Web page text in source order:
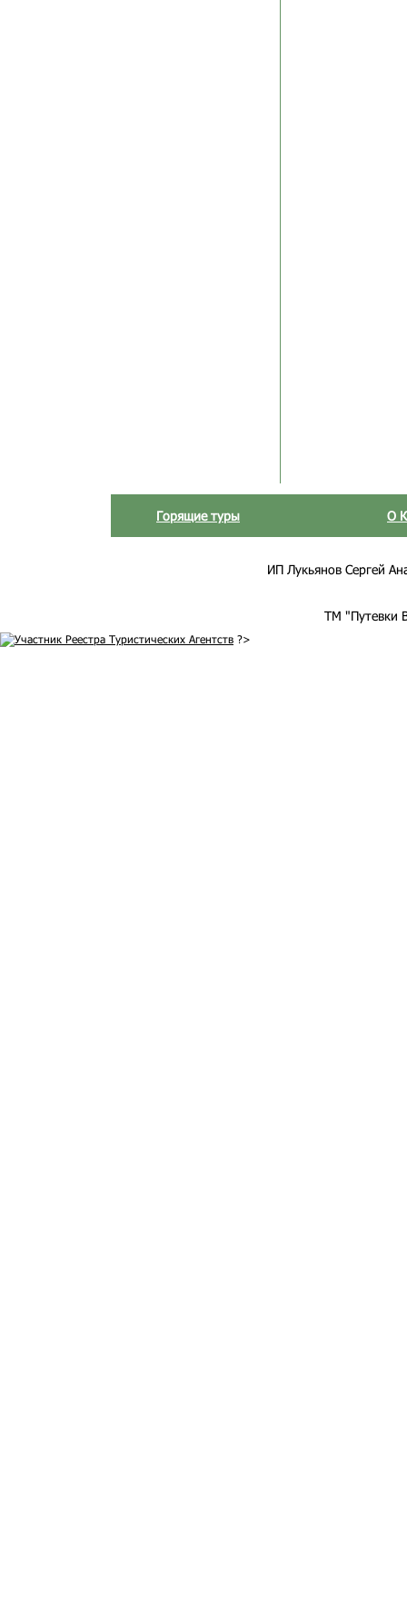
Горящие туры О
ИП Лукьянов Сергей
ТМ "Путевки
?>